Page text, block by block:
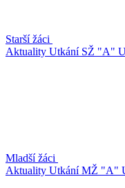
Starší žáci
Aktuality Utkání SŽ "A"
Mladší žáci
Aktuality Utkání MŽ "A"